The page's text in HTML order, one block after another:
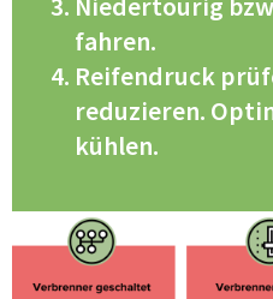
Niedertourig
fahren.
Reifendruck
reduzieren.
kühlen.